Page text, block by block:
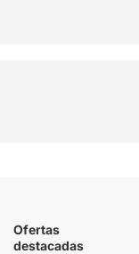
Ofertas
destacadas